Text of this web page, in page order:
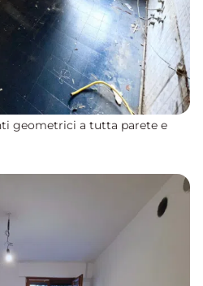
geometrici a tutta parete e